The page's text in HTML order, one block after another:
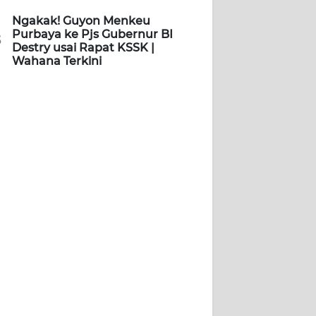
Ngakak! Guyon Menkeu
Purbaya ke Pjs Gubernur BI
Destry usai Rapat KSSK |
Wahana Terkini